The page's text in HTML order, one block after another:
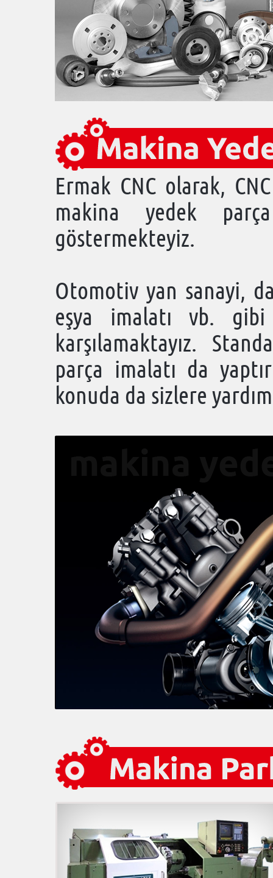
Ermak CNC olarak,
makina yedek
göstermekteyiz.
Otomotiv yan sanayi,
eşya imalatı vb. gibi
karşılamaktayız.
parça imalatı da
konuda da sizlere